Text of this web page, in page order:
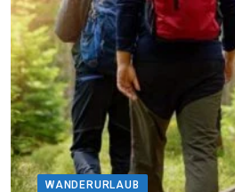
WANDERURLAUB